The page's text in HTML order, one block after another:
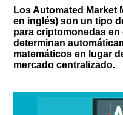
Los Automated Market
en inglés) son un tipo
para criptomonedas
determinan
matemáticos en lugar
mercado centralizado.